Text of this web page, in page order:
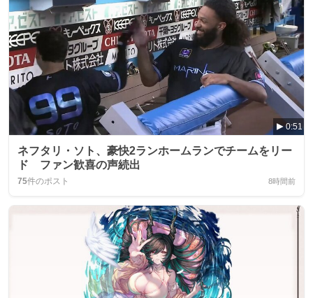
0:51
ネフタリ・ソト、豪快2ランホームランでチームをリー
ド ファン歓喜の声続出
75件のポスト 8時間前